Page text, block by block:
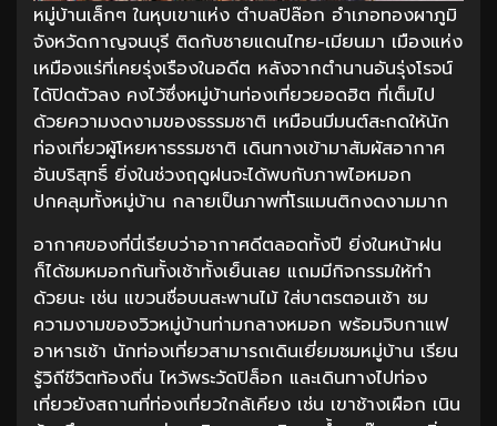
หมู่บ้านเล็กๆ ในหุบเขาแห่ง ตำบลปิล๊อก อำเภอทองผาภูมิ
จังหวัดกาญจนบุรี ติดกับชายแดนไทย-เมียนมา เมืองแห่ง
เหมืองแร่ที่เคยรุ่งเรืองในอดีต หลังจากตำนานอันรุ่งโรจน์
ได้ปิดตัวลง คงไว้ซึ่งหมู่บ้านท่องเที่ยวยอดฮิต ที่เต็มไป
ด้วยความงดงามของธรรมชาติ เหมือนมีมนต์สะกดให้นัก
ท่องเที่ยวผู้โหยหาธรรมชาติ เดินทางเข้ามาสัมผัสอากาศ
อันบริสุทธิ์ ยิ่งในช่วงฤดูฝนจะได้พบกับภาพไอหมอก
ปกคลุมทั้งหมู่บ้าน กลายเป็นภาพที่โรแมนติกงดงามมาก
อากาศของที่นี่เรียบว่าอากาศดีตลอดทั้งปี ยิ่งในหน้าฝน
ก็ได้ชมหมอกกันทั้งเช้าทั้งเย็นเลย แถมมีกิจกรรมให้ทำ
ด้วยนะ เช่น แขวนชื่อบนสะพานไม้ ใส่บาตรตอนเช้า ชม
ความงามของวิวหมู่บ้านท่ามกลางหมอก พร้อมจิบกาแฟ
อาหารเช้า นักท่องเที่ยวสามารถเดินเยี่ยมชมหมู่บ้าน เรียน
รู้วิถีชีวิตท้องถิ่น ไหว้พระวัดปิล็อก และเดินทางไปท่อง
เที่ยวยังสถานที่ท่องเที่ยวใกล้เคียง เช่น เขาช้างเผือก เนิน